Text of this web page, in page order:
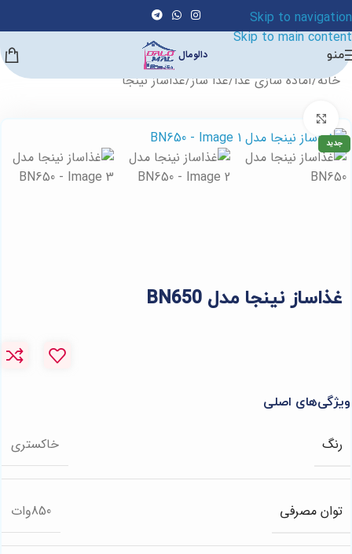
Skip to navigation
Skip to main content
منو دالومال
خانه/آماده سازی غذا/غذا ساز/غذاساز نینجا
جدید
غذاساز نینجا مدل BN650
ویژگی‌های اصلی
رنگ خاکستری
توان مصرفی 850وات